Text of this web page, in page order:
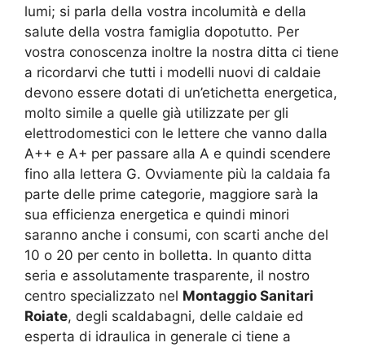
lumi; si parla della vostra incolumità e della
salute della vostra famiglia dopotutto. Per
vostra conoscenza inoltre la nostra ditta ci tiene
a ricordarvi che tutti i modelli nuovi di caldaie
devono essere dotati di un’etichetta energetica,
molto simile a quelle già utilizzate per gli
elettrodomestici con le lettere che vanno dalla
A++ e A+ per passare alla A e quindi scendere
fino alla lettera G. Ovviamente più la caldaia fa
parte delle prime categorie, maggiore sarà la
sua efficienza energetica e quindi minori
saranno anche i consumi, con scarti anche del
10 o 20 per cento in bolletta. In quanto ditta
seria e assolutamente trasparente, il nostro
centro specializzato nel Montaggio Sanitari
Roiate, degli scaldabagni, delle caldaie ed
esperta di idraulica in generale ci tiene a